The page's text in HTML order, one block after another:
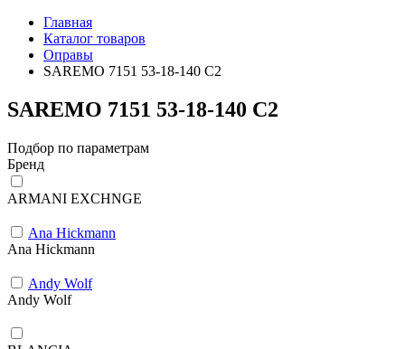
Главная
Каталог товаров
Оправы
SAREMO 7151 53-18-140 С2
SAREMO 7151 53-18-140 С2
Подбор по параметрам
Бренд
ARMANI EXCHNGE
Ana Hickmann
Ana Hickmann
Andy Wolf
Andy Wolf